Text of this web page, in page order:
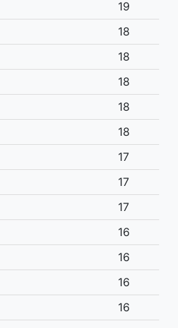
19
18
18
18
18
18
17
17
17
16
16
16
16